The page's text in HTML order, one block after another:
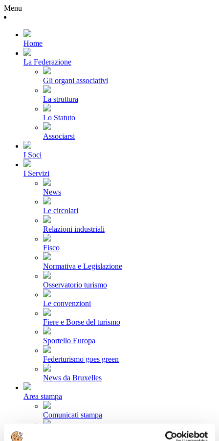
Menu
Home
La Federazione
Gli organi associativi
La struttura
Lo Statuto
Associarsi
I Soci
I Servizi
News
Le circolari
Relazioni industriali
Fisco
Normativa e Legislazione
Osservatorio turismo
Le convenzioni
Fiere e Borse del turismo
Sportello Europa
Federturismo goes green
News da Bruxelles
Area stampa
Comunicati stampa